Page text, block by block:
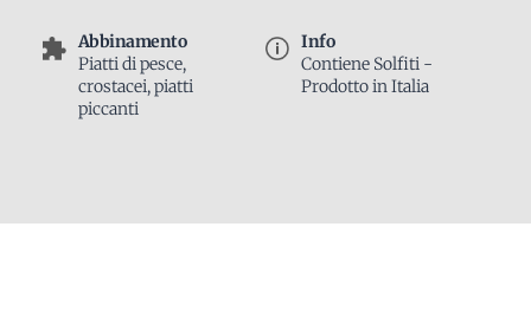
Abbinamento
Piatti di pesce,
crostacei, piatti
piccanti
Info
Contiene Solfiti -
Prodotto in Italia